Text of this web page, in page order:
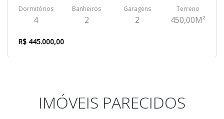
Dormitórios
4
Banheiros
2
Garagens
2
Terreno
450,00M²
R$ 445.000,00
IMÓVEIS PARECIDOS